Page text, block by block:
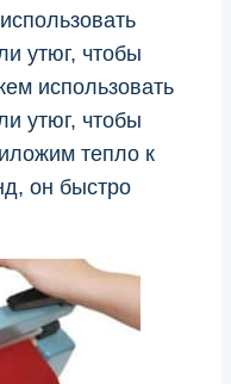
утюг, чтобы
использовать
утюг, чтобы
тепло к
он быстро